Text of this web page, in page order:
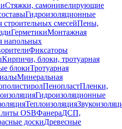
Стяжки, самонивелирующие
Гидроизоляционные
строительных смесейПены,
ГерметикиМонтажная
напольных
Фиксаторы
Кирпичи, блоки, тротуарная
блокиТротуарная
Минеральная
ПенопластПленки,
Гидроизоляционные
Теплоизоляция
OSBФанераДСП,
доскиДревесные